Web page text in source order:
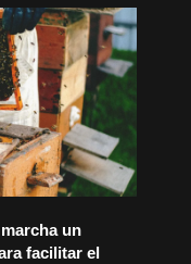
un
facilitar el